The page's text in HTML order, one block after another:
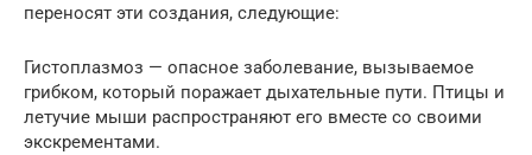
переносят эти создания, следующие:
Гистоплазмоз — опасное заболевание, вызываемое
грибком, который поражает дыхательные пути. Птицы и
летучие мыши распространяют его вместе со своими
экскрементами.